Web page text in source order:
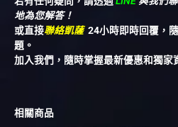
地為您解答！
或直接聯絡凱薩 24小時即時回覆，
題。
加入我們，隨時掌握最新優惠和獨家
相關商品